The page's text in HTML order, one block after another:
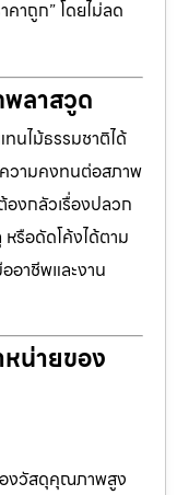
คาถูก” โดยไม่ลด
พลาสวูด
นไม้ธรรมชาติได้
ความคงทนต่อสภาพ
องกลัวเรื่องปลวก
รือดัดโค้งได้ตาม
อาชีพและงาน
หน่ายของ
องวัสดุคุณภาพสูง